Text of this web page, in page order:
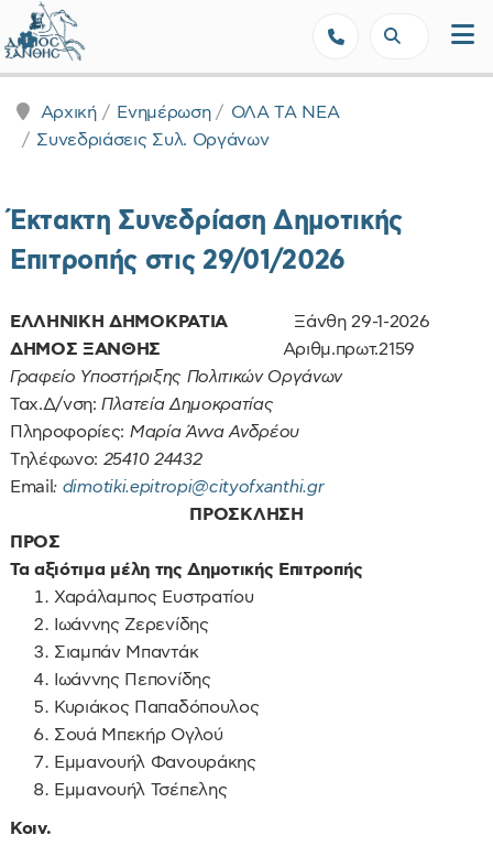
Αρχική Ενημέρωση
ΟΛΑ ΤΑ ΝΕΑ
Συνεδριάσεις Συλ. Οργάνων
Έκτακτη Συνεδρίαση Δημοτικής
Επιτροπής στις 29/01/2026
ΕΛΛΗΝΙΚΗ ΔΗΜΟΚΡΑΤΙΑ Ξάνθη 29-1-2026
ΔΗΜΟΣ ΞΑΝΘΗΣ Αριθμ.πρωτ.2159
Γραφείο Υποστήριξης Πολιτικών Οργάνων
Ταχ.Δ/νση:Πλατεία Δημοκρατίας
Πληροφορίες: Μαρία Άννα Ανδρέου
Τηλέφωνο: 25410 24432
Email: dimotiki.epitropi@cityofxanthi.gr
ΠΡΟΣΚΛΗΣΗ
ΠΡΟΣ
Τα αξιότιμα μέλη της Δημοτικής Επιτροπής
Χαράλαμπος Ευστρατίου
Ιωάννης Ζερενίδης
Σιαμπάν Μπαντάκ
Ιωάννης Πεπονίδης
Κυριάκος Παπαδόπουλος
Σουά Μπεκήρ Ογλού
Εμμανουήλ Φανουράκης
Εμμανουήλ Τσέπελης
Κοιν.